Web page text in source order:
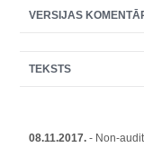
VERSIJAS
TEKSTS
08.11.2017.- Non-